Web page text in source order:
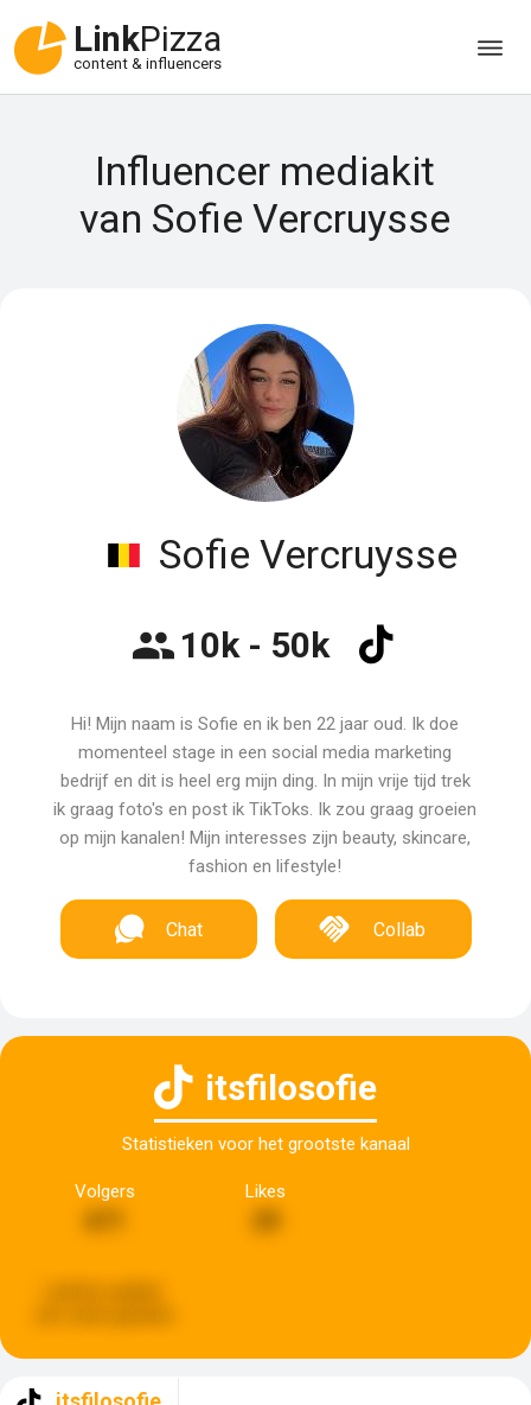
LinkPizza
content & influencers
Influencer mediakit
van Sofie Vercruysse
Sofie Vercruysse
10k - 50k
Hi! Mijn naam is Sofie en ik ben 22 jaar oud. Ik doe
momenteel stage in een social media marketing
bedrijf en dit is heel erg mijn ding. In mijn vrije tijd trek
ik graag foto's en post ik TikToks. Ik zou graag groeien
op mijn kanalen! Mijn interesses zijn beauty, skincare,
fashion en lifestyle!
Chat Collab
itsfilosofie
Statistieken voor het grootste kanaal
Volgers Likes